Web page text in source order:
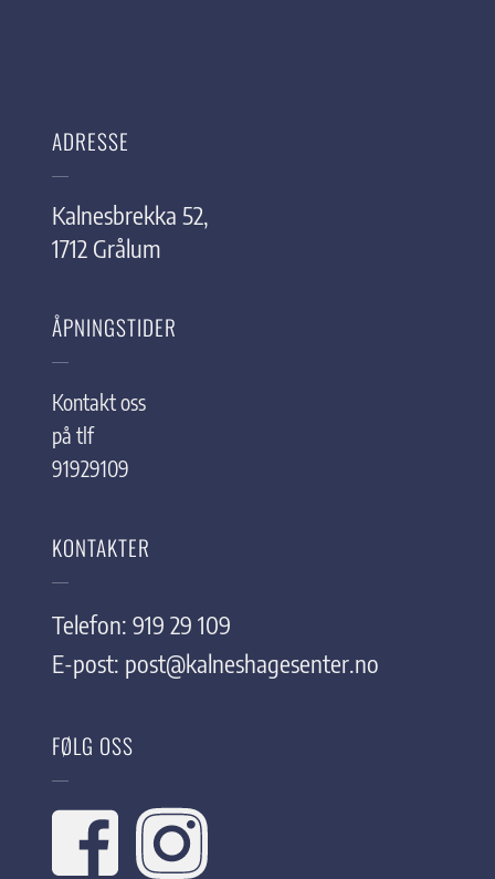
ADRESSE
Kalnesbrekka 52,
1712 Grålum
ÅPNINGSTIDER
Kontakt oss
på tlf
91929109
KONTAKTER
Telefon: 919 29 109
E-post: post@kalneshagesenter.no
FØLG OSS